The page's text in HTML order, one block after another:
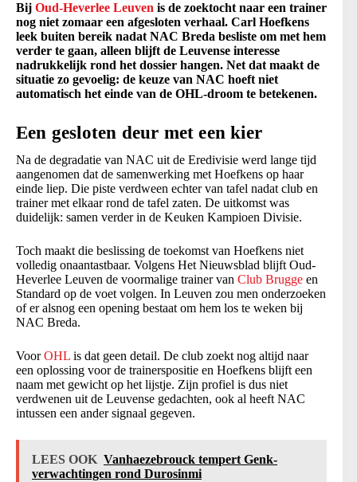
Bij Oud-Heverlee Leuven is de zoektocht naar een trainer
nog niet zomaar een afgesloten verhaal. Carl Hoefkens
leek buiten bereik nadat NAC Breda besliste om met hem
verder te gaan, alleen blijft de Leuvense interesse
nadrukkelijk rond het dossier hangen. Net dat maakt de
situatie zo gevoelig: de keuze van NAC hoeft niet
automatisch het einde van de OHL-droom te betekenen.
Een gesloten deur met een kier
Na de degradatie van NAC uit de Eredivisie werd lange tijd
aangenomen dat de samenwerking met Hoefkens op haar
einde liep. Die piste verdween echter van tafel nadat club en
trainer met elkaar rond de tafel zaten. De uitkomst was
duidelijk: samen verder in de Keuken Kampioen Divisie.
Toch maakt die beslissing de toekomst van Hoefkens niet
volledig onaantastbaar. Volgens Het Nieuwsblad blijft Oud-
Heverlee Leuven de voormalige trainer van Club Brugge en
Standard op de voet volgen. In Leuven zou men onderzoeken
of er alsnog een opening bestaat om hem los te weken bij
NAC Breda.
VoorOHL is dat geen detail. De club zoekt nog altijd naar
een oplossing voor de trainerspositie en Hoefkens blijft een
naam met gewicht op het lijstje. Zijn profiel is dus niet
verdwenen uit de Leuvense gedachten, ook al heeft NAC
intussen een ander signaal gegeven.
LEES OOK Vanhaezebrouck tempert Genk-
verwachtingen rond Durosinmi